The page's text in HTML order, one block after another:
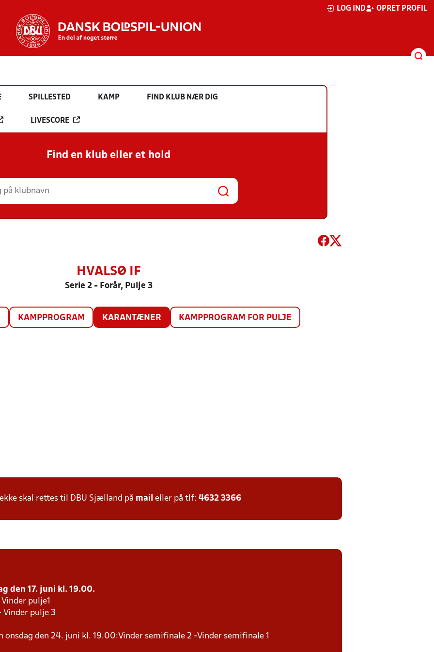
LOG IND OPRET PROFIL
SPILLESTED KAMP FIND KLUB NÆR DIG
LIVESCORE
Find en klub eller et hold
HVALSØ IF
Serie 2 - Forår, Pulje 3
KAMPPROGRAM KARANTÆNER KAMPPROGRAM FOR PULJE
skal rettes til DBU Sjælland på mail eller på tlf: 4632 3366
den 17. juni kl. 19.00.
pulje1
Vinder pulje 3
onsdag den 24. juni kl. 19.00:Vinder semifinale 2 -Vinder semifinale 1